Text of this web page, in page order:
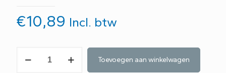
€10,89 Incl. btw
coram
Toevoegen aan winkelwagen